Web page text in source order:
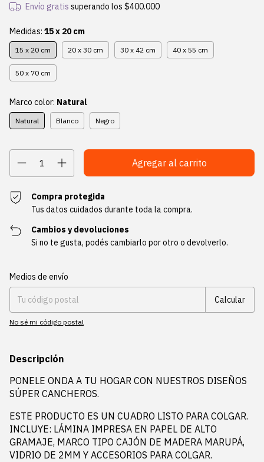
Envío gratis superando los $400.000
Medidas: 15 x 20 cm
15 x 20 cm 20 x 30 cm 30 x 42 cm 40 x 55 cm
50 x 70 cm
Marco color: Natural
Natural Blanco Negro
Compra protegida
Tus datos cuidados durante toda la compra.
Cambios y devoluciones
Si no te gusta, podés cambiarlo por otro o devolverlo.
Entregas para el CP:
Medios de envío
Calcular
No sé mi código postal
Descripción
PONELE ONDA A TU HOGAR CON NUESTROS DISEÑOS
SÚPER CANCHEROS.
ESTE PRODUCTO ES UN CUADRO LISTO PARA COLGAR.
INCLUYE: LÁMINA IMPRESA EN PAPEL DE ALTO
GRAMAJE, MARCO TIPO CAJÓN DE MADERA MARUPÁ,
VIDRIO DE 2MM Y ACCESORIOS PARA COLGAR.